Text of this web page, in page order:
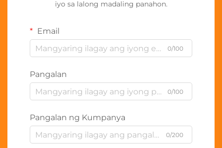
iyo sa lalong madaling panahon.
Email
0/100
Pangalan
0/100
Pangalan ng Kumpanya
0/200